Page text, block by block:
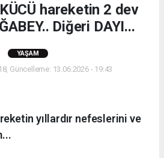
hareketin 2 dev
Diğeri DAYI...
YAŞAM
Güncelleme: 13.06.2026 - 19:43
yıllardır nefeslerini ve